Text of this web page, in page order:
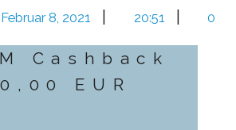
Februar 8, 2021 | 20:51 | 0